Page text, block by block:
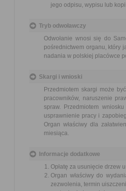
jego odpisu, wypisu lub
Tryb odwoławczy
Odwołanie wnosi się do
pośrednictwem organu, który
nadania w polskiej placówce
Skargi i wnioski
Przedmiotem skargi może
pracowników, naruszenie
spraw. Przedmiotem
usprawnienie pracy i
Organ właściwy dla
miesiąca.
Informacje dodatkowe
Opłatę za usunięcie drzew
Organ właściwy do
zezwolenia, termin